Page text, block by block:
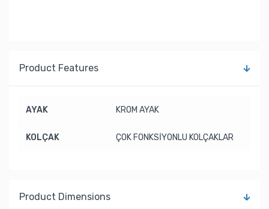
Product Features
AYAK KROM AYAK
KOLÇAK ÇOK FONKSİYONLU KOLÇAKLAR
Product Dimensions